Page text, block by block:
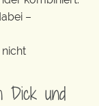
–
Dick und